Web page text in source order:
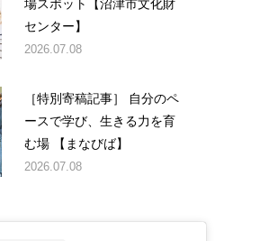
センター】
2026.07.08
［特別寄稿記事］ 自分のペ
ースで学び、生きる力を育
む場 【まなびば】
2026.07.08